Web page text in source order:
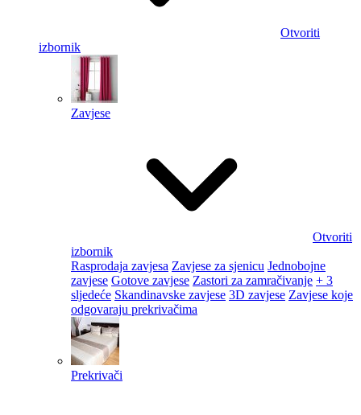
Otvoriti
izbornik
Zavjese
Otvoriti
izbornik
Rasprodaja zavjesa Zavjese za sjenicu Jednobojne
zavjese Gotove zavjese Zastori za zamračivanje + 3
sljedeće Skandinavske zavjese 3D zavjese Zavjese koje
odgovaraju prekrivačima
Prekrivači